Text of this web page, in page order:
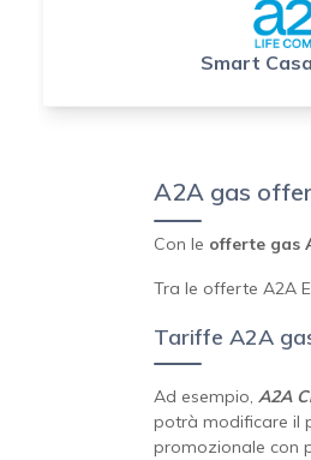
Smart
A2A gas
Con le offerte gas
Tra le offerte A2A
Tariffe A2A
Ad esempio, A2A
potrà modificare il
promozionale con